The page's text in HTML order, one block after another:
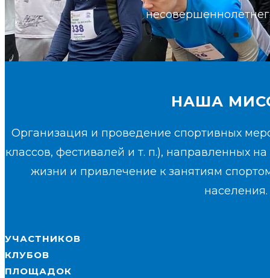
НАША
Организация и проведение спортивных
классов, фестивалей и т. п.), направленных
жизни и привлечение к занятиям
населения.
УЧАСТНИКОВ
КЛУБОВ
ПЛОЩАДОК